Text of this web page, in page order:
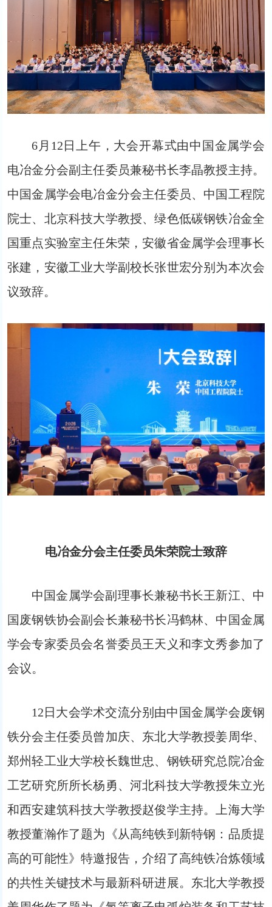
6月12日上午，大会开幕式由中国金属学会
电冶金分会副主任委员兼秘书长李晶教授主持。
中国金属学会电冶金分会主任委员、中国工程院
院士、北京科技大学教授、绿色低碳钢铁冶金全
国重点实验室主任朱荣，安徽省金属学会理事长
张建，安徽工业大学副校长张世宏分别为本次会
议致辞。
电冶金分会主任委员朱荣院士致辞
中国金属学会副理事长兼秘书长王新江、中
国废钢铁协会副会长兼秘书长冯鹤林、中国金属
学会专家委员会名誉委员王天义和李文秀参加了
会议。
12日大会学术交流分别由中国金属学会废钢
铁分会主任委员曾加庆、东北大学教授姜周华、
郑州轻工业大学校长魏世忠、钢铁研究总院冶金
工艺研究所所长杨勇、河北科技大学教授朱立光
和西安建筑科技大学教授赵俊学主持。上海大学
教授董瀚作了题为《从高纯铁到新特钢：品质提
高的可能性》特邀报告，介绍了高纯铁冶炼领域
的共性关键技术与最新科研进展。东北大学教授